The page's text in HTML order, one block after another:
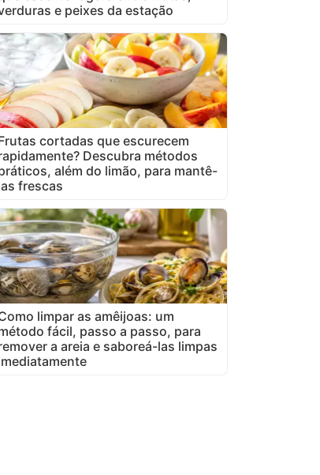
e peixes da estação
cortadas que escurecem
Descubra métodos
além do limão, para mantê-
frescas
limpar as amêijoas: um
fácil, passo a passo, para
a areia e saboreá-las limpas